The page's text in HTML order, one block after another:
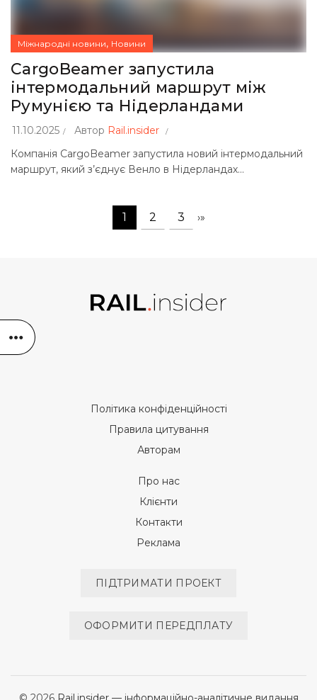
Міжнародні новини, Новини
CargoBeamer запустила
інтермодальний маршрут між
Румунією та Нідерландами
11.10.2025 Автор Rail.insider
Компанія CargoBeamer запустила новий інтермодальний
маршрут, який з’єднує Венло в Нідерландах...
1 2 3 ›»
Політика конфіденційності
Правила цитування
Авторам
Про нас
Клієнти
Контакти
Реклама
ПІДТРИМАТИ ПРОЕКТ
ОФОРМИТИ ПЕРЕДПЛАТУ